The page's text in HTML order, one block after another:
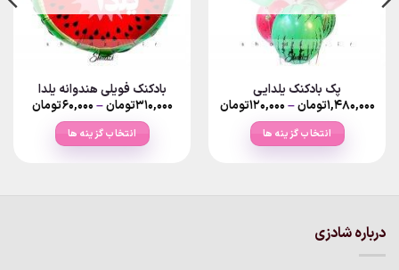
پک بادکنک یلدایی
۱,۴۸۰,۰۰۰تومان–۱۲۰,۰۰۰تومانPrice
انتخاب گزینه ها
بادکنک فویلی هندوانه یلدا
۳۱۰,۰۰۰تومان–۶۰,۰۰۰تومانPrice
انتخاب گزینه ها
درباره شادزی